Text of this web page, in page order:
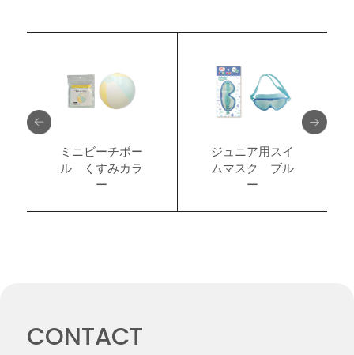
ミニビーチボー
ル くすみカラ
ー
ジュニア用スイ
ムマスク ブル
ー
CONTACT